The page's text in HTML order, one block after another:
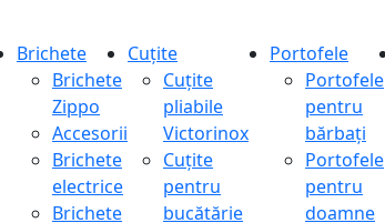
Brichete
Brichete
Zippo
Accesorii
Brichete
electrice
Brichete
Cuțite
Cuțite
pliabile
Victorinox
Cuțite
pentru
bucătărie
Portofele
Portofele
pentru
bărbați
Portofele
pentru
doamne